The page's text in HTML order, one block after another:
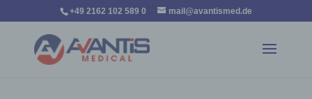
+49 2162 102 589 0 mail@avantismed.de